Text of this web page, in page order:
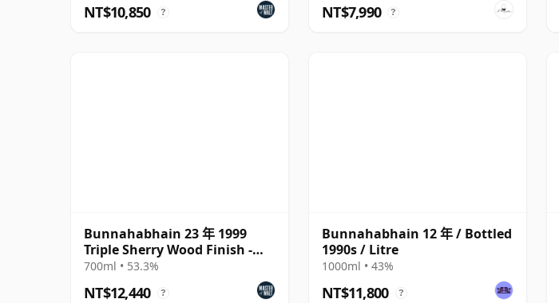
NT$10,850 ? NT$7,990 ?
Bunnahabhain 23 年 1999
Triple Sherry Wood Finish -
Feis Ile 202
700ml • 53.3%
NT$12,440 ?
Bunnahabhain 12 年 / Bottled
1990s / Litre
1000ml • 43%
NT$11,800 ?